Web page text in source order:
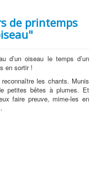
de printemps
d’un oiseau le temps d’un
en sortir !
les chants. Munis
petites bêtes à plumes. Et
faire preuve, mime-les en